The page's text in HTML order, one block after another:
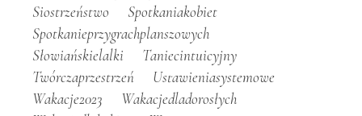
Siostrzeństwo
Spotkaniakobiet
Spotkanieprzygrachplanszowych
Słowiańskielalki
Taniecintuicyjny
Twórczaprzestrzeń
Ustawieniasystemowe
Wakacje2023
Wakacjedladorosłych